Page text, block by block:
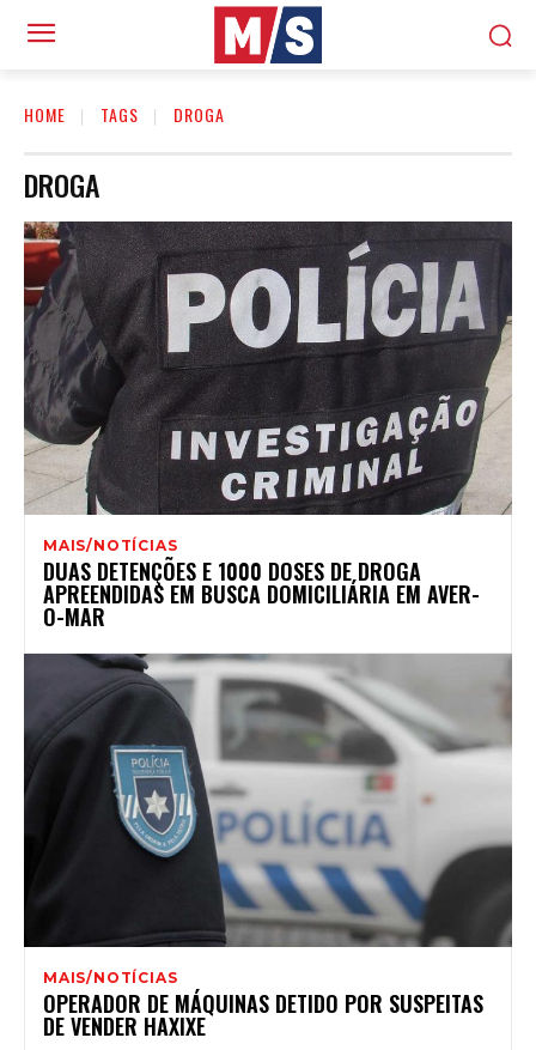
HOME TAGS DROGA
DROGA
MAIS/NOTÍCIAS
DUAS DETENÇÕES E 1000 DOSES DE DROGA
APREENDIDAS EM BUSCA DOMICILIÁRIA EM AVER-
O-MAR
MAIS/NOTÍCIAS
OPERADOR DE MÁQUINAS DETIDO POR SUSPEITAS
DE VENDER HAXIXE